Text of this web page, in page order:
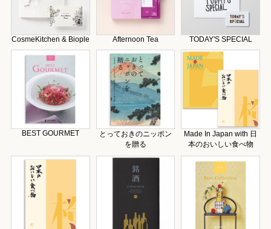
CosmeKitchen & Biople Afternoon Tea TODAY'S SPECIAL
BEST GOURMET
とっておきのニッポン
を贈る
Made In Japan with 日
本のおいしい食べ物